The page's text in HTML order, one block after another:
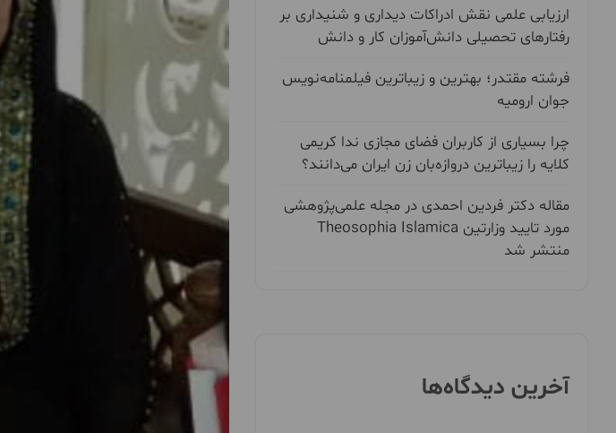
ارزیابی علمی نقش ادراکات دیداری و شنیداری بر
رفتارهای تحصیلی دانش‌آموزان کار و دانش
فرشته مقتدر؛ بهترین و زیباترین فیلمنامه‌نویس
جوان ارومیه
چرا بسیاری از کاربران فضای مجازی ندا کریمی
کلایه را زیباترین دروازه‌بان زن ایران می‌دانند؟
مقاله دکتر فردین احمدی در مجله علمی‌پژوهشی
مورد تایید وزارتین Theosophia Islamica
منتشر شد
آخرین دیدگاه‌ها